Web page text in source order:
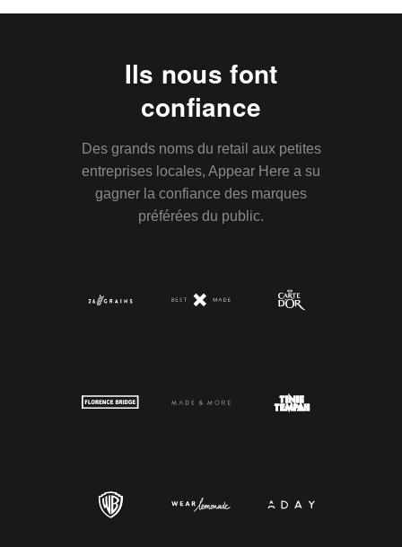
Ils nous font
confiance
Des grands noms du retail aux petites
entreprises locales, Appear Here a su
gagner la confiance des marques
préférées du public.